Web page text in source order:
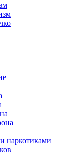
наркотиками